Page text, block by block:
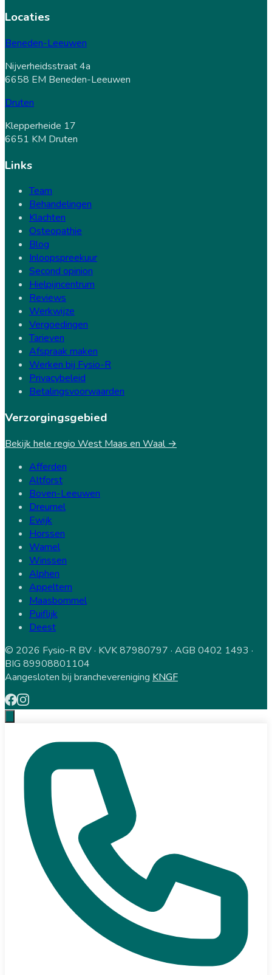
Locaties
Beneden-Leeuwen
Nijverheidsstraat 4a
6658 EM Beneden-Leeuwen
Druten
Klepperheide 17
6651 KM Druten
Links
Team
Behandelingen
Klachten
Osteopathie
Blog
Inloopspreekuur
Second opinion
Hielpijncentrum
Reviews
Werkwijze
Vergoedingen
Tarieven
Afspraak maken
Werken bij Fysio-R
Privacybeleid
Betalingsvoorwaarden
Verzorgingsgebied
Bekijk hele regio West Maas en Waal →
Afferden
Altforst
Boven-Leeuwen
Dreumel
Ewijk
Horssen
Wamel
Winssen
Alphen
Appeltern
Maasbommel
Puiflijk
Deest
© 2026 Fysio-R BV · KVK 87980797 · AGB 0402 1493 ·
BIG 89908801104
Aangesloten bij branchevereniging KNGF